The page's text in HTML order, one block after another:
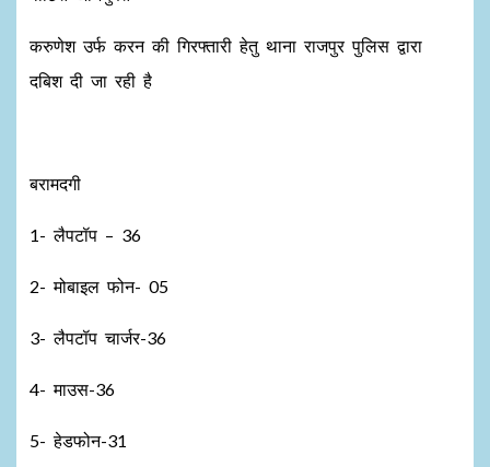
करुणेश उर्फ करन की गिरफ्तारी हेतु थाना राजपुर पुलिस द्वारा
दबिश दी जा रही है
बरामदगी
1- लैपटॉप – 36
2- मोबाइल फोन- 05
3- लैपटॉप चार्जर-36
4- माउस-36
5- हेडफोन-31